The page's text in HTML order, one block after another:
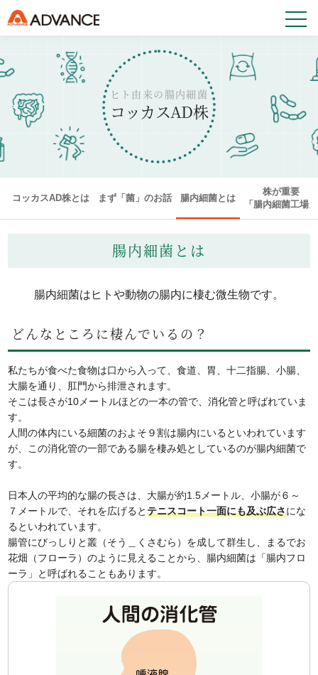
ヒト由来の腸内細菌
コッカスAD株
コッカスAD株とは まず「菌」のお話 腸内細菌とは
株が重要
「腸内細菌工場」
腸内細菌とは
腸内細菌はヒトや動物の腸内に棲む微生物です。
どんなところに棲んでいるの？
私たちが食べた食物は口から入って、食道、胃、十二指腸、小腸、
大腸を通り、肛門から排泄されます。
そこは長さが10メートルほどの一本の管で、消化管と呼ばれていま
す。
人間の体内にいる細菌のおよそ９割は腸内にいるといわれています
が、この消化管の一部である腸を棲み処としているのが腸内細菌で
す。
日本人の平均的な腸の長さは、大腸が約1.5メートル、小腸が６～
７メートルで、それを広げるとテニスコート一面にも及ぶ広さにな
るといわれています。
腸管にびっしりと叢（そう＿くさむら）を成して群生し、まるでお
花畑（フローラ）のように見えることから、腸内細菌は「腸内フロ
ーラ」と呼ばれることもあります。